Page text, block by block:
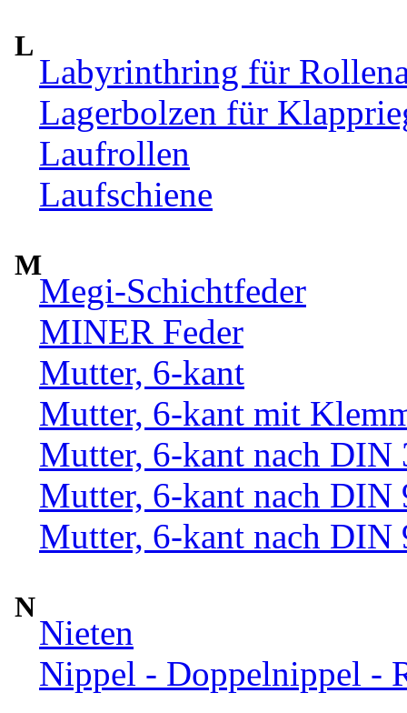
L
Labyrinthring für
Lagerbolzen für
Laufrollen
Laufschiene
M
Megi-Schichtfeder
MINER Feder
Mutter, 6-kant
Mutter, 6-kant mit
Mutter, 6-kant nach DIN
Mutter, 6-kant nach DIN
Mutter, 6-kant nach DIN
N
Nieten
Nippel - Doppelnippel -